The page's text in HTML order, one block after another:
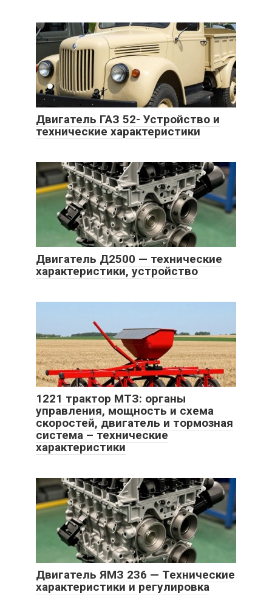
Двигатель ГАЗ 52- Устройство и
технические характеристики
Двигатель Д2500 — технические
характеристики, устройство
1221 трактор МТЗ: органы
управления, мощность и схема
скоростей, двигатель и тормозная
система – технические
характеристики
Двигатель ЯМЗ 236 — Технические
характеристики и регулировка